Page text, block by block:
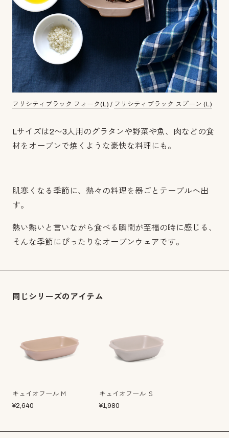
フリシティブラック フォーク(L) / フリシティブラック スプーン (L)
Lサイズは2〜3人用のグラタンや野菜や魚、肉などの食
材をオーブンで焼くような豪快な料理にも。
肌寒くなる季節に、熱々の料理を器ごとテーブルへ出
す。
熱い熱いと言いながら食べる瞬間が至福の時に感じる、
そんな季節にぴったりなオーブンウェアです。
同じシリーズのアイテム
キュイオフール Ｍ
¥2,640
キュイオフール Ｓ
¥1,980